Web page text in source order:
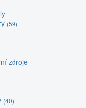
(59)
zdroje
(40)